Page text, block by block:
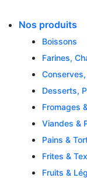
content
Nos produits
Boissons
Farines,
Desserts,
Fromages
Viandes &
Pains &
Frites &
Fruits &